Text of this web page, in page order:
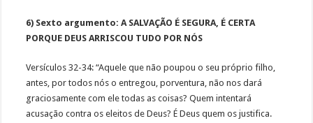
6) Sexto argumento: A SALVAÇÃO É SEGURA, É CERTA
PORQUE DEUS ARRISCOU TUDO POR NÓS
Versículos 32-34: “Aquele que não poupou o seu próprio filho,
antes, por todos nós o entregou, porventura, não nos dará
graciosamente com ele todas as coisas? Quem intentará
acusação contra os eleitos de Deus? É Deus quem os justifica.